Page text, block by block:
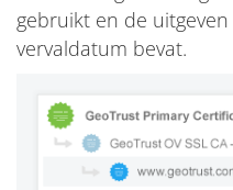
gebruikt en de
vervaldatum bevat.